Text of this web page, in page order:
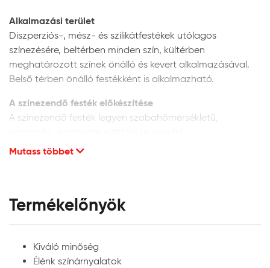
Alkalmazási terület
Diszperziós-, mész- és szilikátfestékek utólagos
színezésére, beltérben minden szín, kültérben
meghatározott színek önálló és kevert alkalmazásával.
Belső térben önálló festékként is alkalmazható.
A színezendő festék előkészítése
A színezendő festék legyen szobahőmérsékletű,
Diszperziós festékek színezése:
Héra Színezőpasztát és festéket jól rázza fel,
homogenizálja, majd kis részletekben, folyamatos
keverés mellett adagolja a színezendő festékhez.
Belső térben minden szín alkalmazható, diszperziós
homlokzatfestékekhez azonban a megfelelő UV-
Mutass többet
Termékelőnyök
Kiváló minőség
Élénk színárnyalatok